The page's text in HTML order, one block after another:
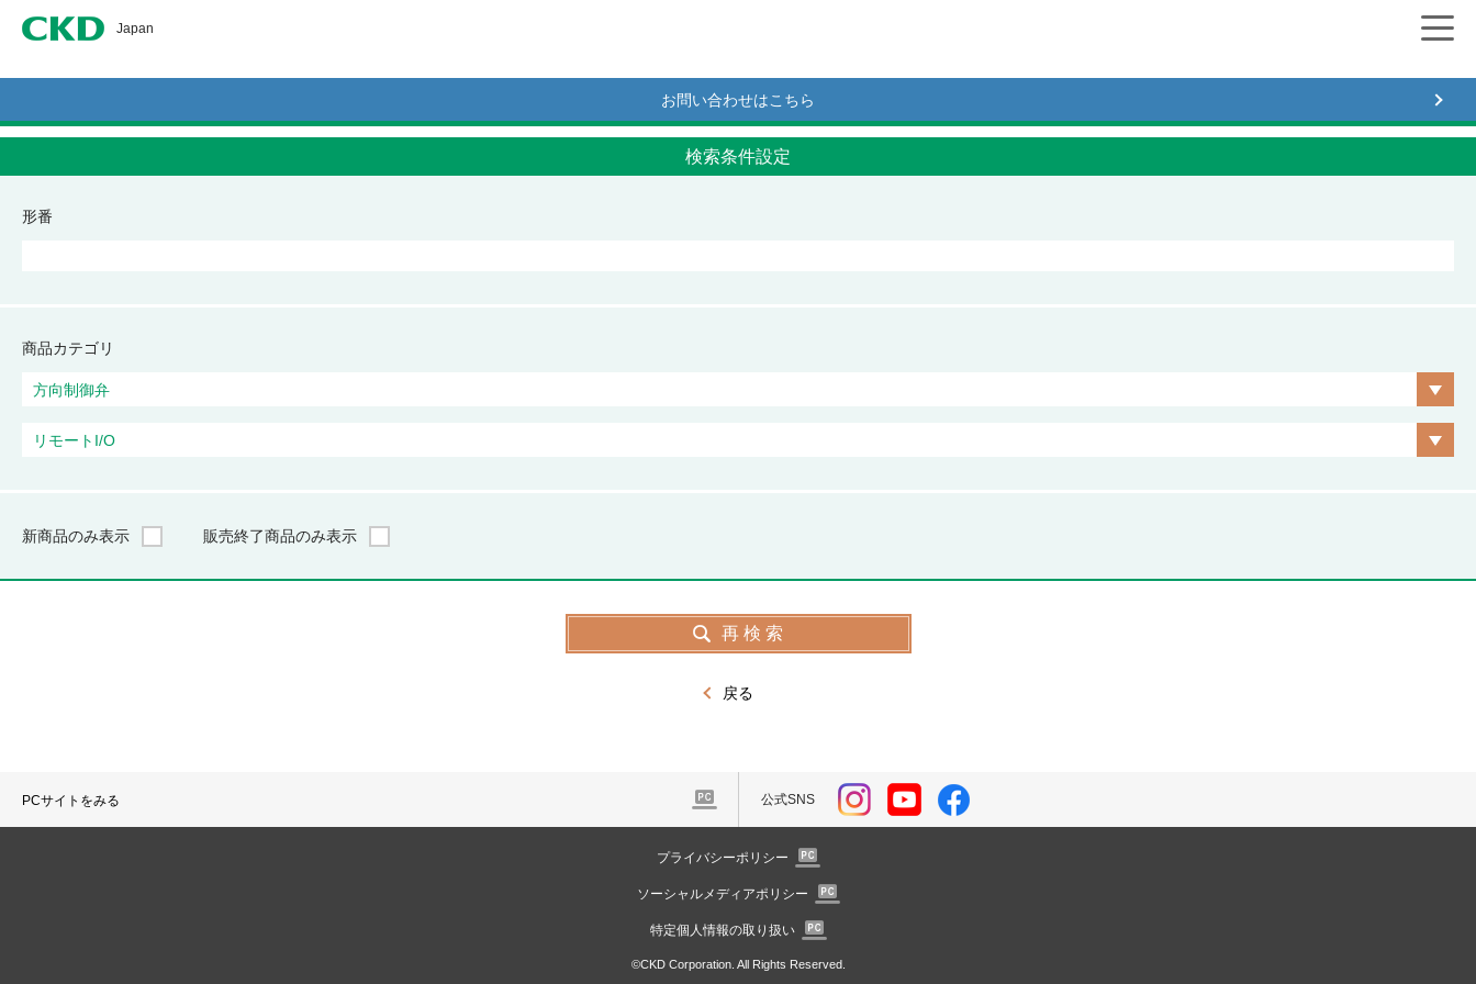
CKD
Japan
お問い合わせはこちら
検索条件設定
形番
商品カテゴリ
新商品のみ表示 販売終了商品のみ表示
戻る
PCサイトをみる 公式SNS
プライバシーポリシー
ソーシャルメディアポリシー
特定個人情報の取り扱い
©CKD Corporation. All Rights Reserved.